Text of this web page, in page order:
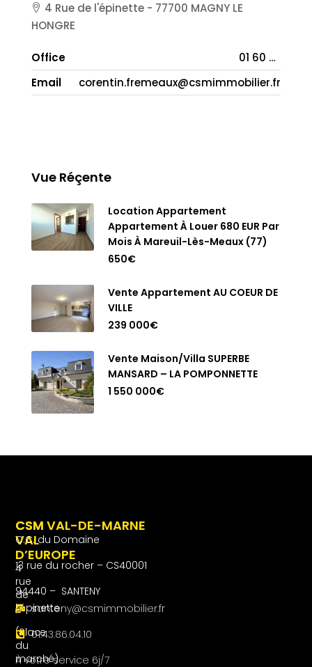
4 Rue de l'épinette - 77700 MAGNY LE
HONGRE
Office
01 60 43 65 10
Email
corentin.fremeaux@csmimmobilier.fr
Vue Réçente
Location Appartement
Appartement À Louer 680 EUR Par
Mois À Mareuil-Lès-Meaux (77)
650€
Vente Appartement AU COEUR DE
VILLE
239 000€
Vente Maison/villa SUPERBE
MANSARD – LA POMPONNETTE
1 550 000€
CSM
VAL
D’EUROPE
4
rue
de
l’épinette
(Place
du
marché)
CSM VAL-DE-MARNE
C.C. du Domaine
13 rue du rocher – CS40001
94440 – SANTENY
santeny@csmimmobilier.fr
01.43.86.04.10
À votre service 6j/7